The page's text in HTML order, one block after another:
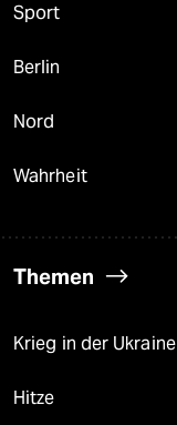
Sport
Berlin
Nord
Wahrheit
Themen
Krieg in der Ukraine
Hitze